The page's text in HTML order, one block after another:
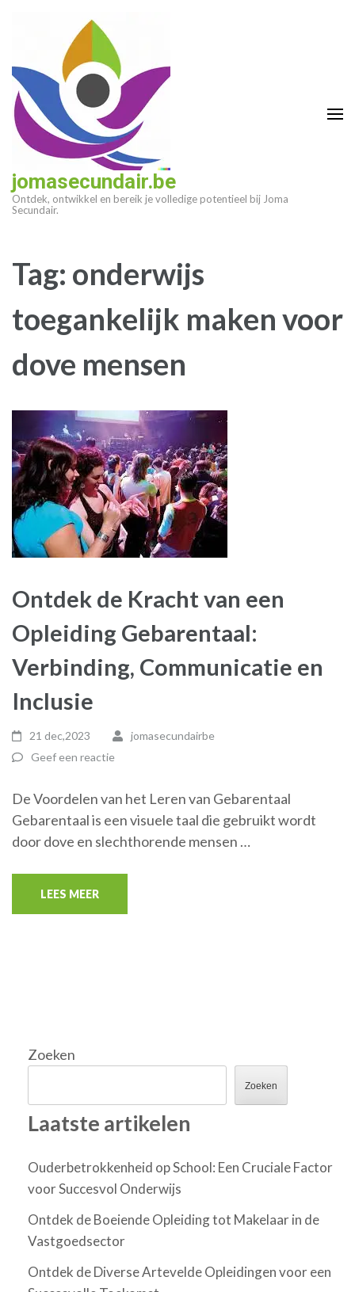
(druk
enter)
jomasecundair.be
Ontdek, ontwikkel en bereik je volledige potentieel bij Joma
Secundair.
Tag: onderwijs
toegankelijk maken voor
dove mensen
Ontdek de Kracht van een
Opleiding Gebarentaal:
Verbinding, Communicatie en
Inclusie
21 dec,2023
jomasecundairbe
Geef een reactie
De Voordelen van het Leren van Gebarentaal
Gebarentaal is een visuele taal die gebruikt wordt
door dove en slechthorende mensen …
LEES MEER
Zoeken
Zoeken
Laatste artikelen
Ouderbetrokkenheid op School: Een Cruciale Factor
voor Succesvol Onderwijs
Ontdek de Boeiende Opleiding tot Makelaar in de
Vastgoedsector
Ontdek de Diverse Artevelde Opleidingen voor een